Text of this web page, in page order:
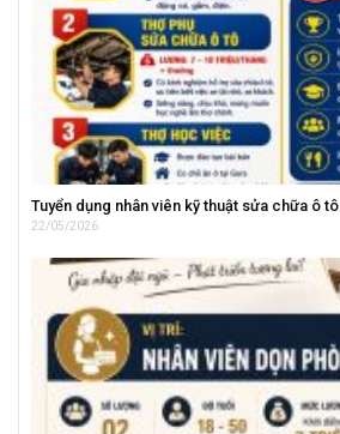
Tuyển dụng nhân viên kỹ thuật sửa chữa ô tô
22/05/2026